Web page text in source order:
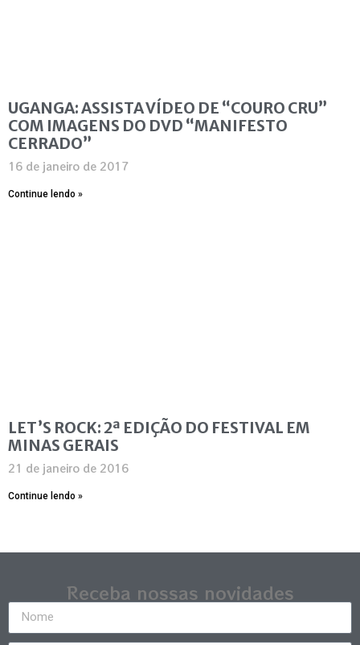
UGANGA: ASSISTA VÍDEO DE “COURO CRU”
COM IMAGENS DO DVD “MANIFESTO
CERRADO”
16 de janeiro de 2017
Continue lendo »
LET’S ROCK: 2ª EDIÇÃO DO FESTIVAL EM
MINAS GERAIS
21 de janeiro de 2016
Continue lendo »
Receba nossas novidades